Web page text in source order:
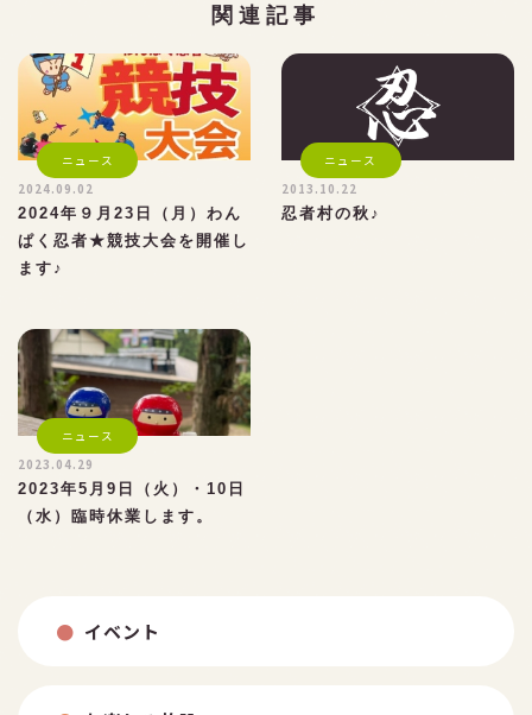
関連記事
ニュース
2024.09.02
2024年９月23日（月）わん
ぱく忍者★競技大会を開催し
ます♪
ニュース
2013.10.22
忍者村の秋♪
ニュース
2023.04.29
2023年5月9日（火）・10日
（水）臨時休業します。
イベント